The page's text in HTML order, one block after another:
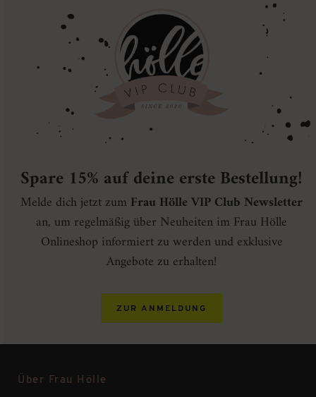
Spare 15% auf deine erste Bestellung!
Melde dich jetzt zum Frau Hölle VIP Club Newsletter
an, um regelmäßig über Neuheiten im Frau Hölle
Onlineshop informiert zu werden und exklusive
Angebote zu erhalten!
ZUR ANMELDUNG
Über Frau Hölle